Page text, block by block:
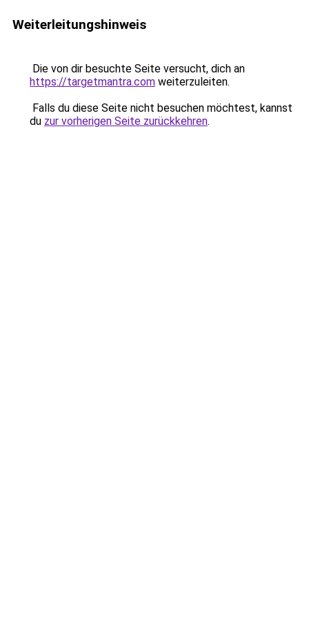
Weiterleitungshinweis
Die von dir besuchte Seite versucht, dich an
https://targetmantra.com weiterzuleiten.
Falls du diese Seite nicht besuchen möchtest, kannst
du zur vorherigen Seite zurückkehren.